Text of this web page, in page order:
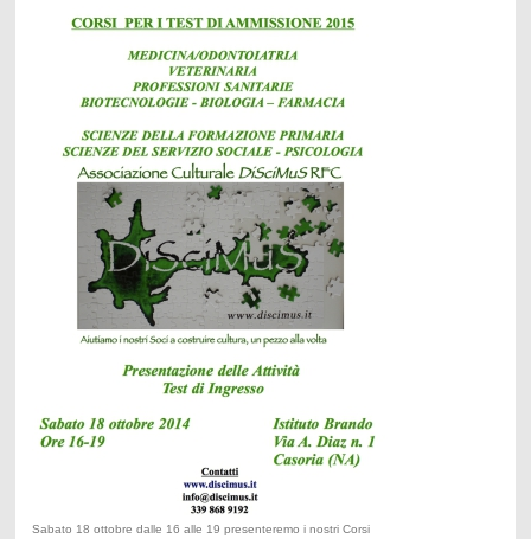
Sabato 18 ottobre dalle 16 alle 19 presenteremo i nostri Corsi